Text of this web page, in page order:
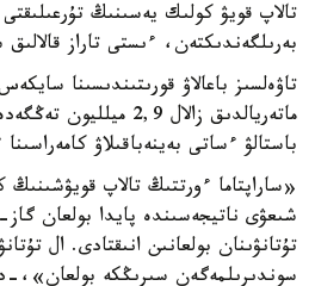
تالاپ قويۋ كولىك يەسىنىڭ
بەرىلگەندىكتەن، ءىستى تاراز
تاۋەلسىز باعالاۋ قورىتىندىسىنا
ماتەريالدىق زالال 2,9
باستالۋ ءساتى بەينەباقىلاۋ
«ساراپتاما ءورتتىڭ تالاپ قويۋشىنىڭ
شىعۋى ناتيجەسىندە پايدا بولعان
تۇتانۋىنان بولعانىن انىقتادى. ال
سوندىرىلمەگەن سىرىڭكە